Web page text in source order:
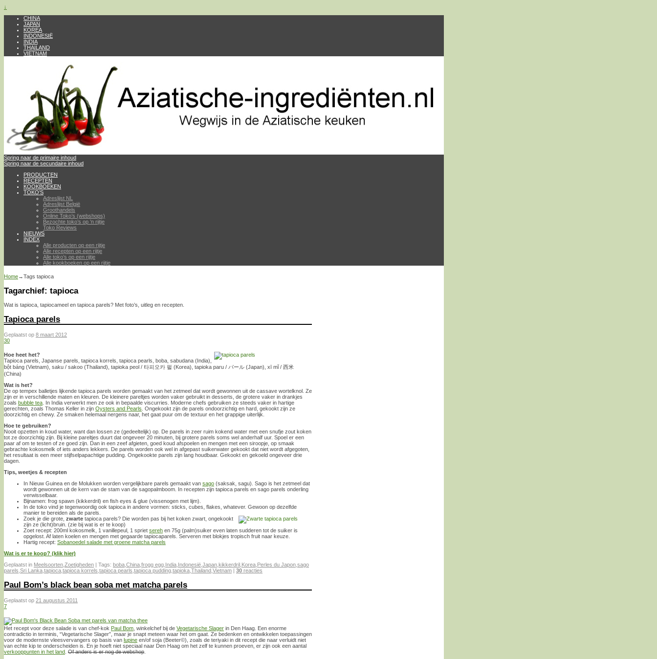
↓
CHINA
JAPAN
KOREA
INDONESIË
INDIA
THAILAND
VIETNAM
Spring naar de primaire inhoud
Spring naar de secundaire inhoud
PRODUCTEN
RECEPTEN
KOOKBOEKEN
TOKO’S
Adreslijst NL
Adreslijst België
Groothandels
Online Toko’s (webshops)
Bezochte toko’s op ’n rijtje
Toko Reviews
NIEUWS
INDEX
Alle producten op een rijtje
Alle recepten op een rijtje
Alle toko’s op een rijtje
Alle kookboeken op een rijtje
Home→Tags tapioca
Tagarchief: tapioca
Wat is tapioca, tapiocameel en tapioca parels? Met foto’s, uitleg en recepten.
Tapioca parels
Geplaatst op 8 maart 2012
30
Hoe heet het?
Tapioca parels, Japanse parels, tapioca korrels, tapioca pearls, boba, sabudana (India),
bột báng (Vietnam), saku / sakoo (Thailand), tapioka peol / 타피오카 펄 (Korea), tapioka paru / パール (Japan), xī mǐ / 西米
(China)
Wat is het?
De op tempex balletjes lijkende tapioca parels worden gemaakt van het zetmeel dat wordt gewonnen uit de cassave wortelknol. Ze
zijn er in verschillende maten en kleuren. De kleinere pareltjes worden vaker gebruikt in desserts, de grotere vaker in drankjes
zoals bubble tea . In India verwerkt men ze ook in bepaalde viscurries. Moderne chefs gebruiken ze steeds vaker in hartige
gerechten, zoals Thomas Keller in zijn Oysters and Pearls . Ongekookt zijn de parels ondoorzichtig en hard, gekookt zijn ze
doorzichtig en chewy. Ze smaken helemaal nergens naar, het gaat puur om de textuur en het grappige uiterlijk.
Hoe te gebruiken?
Nooit opzetten in koud water, want dan lossen ze (gedeeltelijk) op. De parels in zeer ruim kokend water met een snufje zout koken
tot ze doorzichtig zijn. Bij kleine pareltjes duurt dat ongeveer 20 minuten, bij grotere parels soms wel anderhalf uur. Spoel er een
paar af om te testen of ze goed zijn. Dan in een zeef afgieten, goed koud afspoelen en mengen met een siroopje, op smaak
gebrachte kokosmelk of iets anders lekkers. De parels worden ook wel in afgepast suikerwater gekookt dat niet wordt afgegoten,
het resultaat is een meer stijfselpapachtige pudding. Ongekookte parels zijn lang houdbaar. Gekookt en gekoeld ongeveer drie
dagen.
Tips, weetjes & recepten
In Nieuw Guinea en de Molukken worden vergelijkbare parels gemaakt van sago (saksak, sagu). Sago is het zetmeel dat
wordt gewonnen uit de kern van de stam van de sagopalmboom. In recepten zijn tapioca parels en sago parels onderling
verwisselbaar.
Bijnamen: frog spawn (kikkerdril) en fish eyes & glue (vissenogen met lijm).
In de toko vind je tegenwoordig ook tapioca in andere vormen: sticks, cubes, flakes, whatever. Gewoon op dezelfde
manier te bereiden als de parels.
Zoek je die grote, zwarte tapioca parels? Die worden pas bij het koken zwart, ongekookt
zijn ze (licht)bruin. (zie bij wat is er te koop)
Zoet recept: 200ml kokosmelk, 1 vanillepeul, 1 spriet sereh en 75g (palm)suiker even laten sudderen tot de suiker is
opgelost. Af laten koelen en mengen met gegaarde tapiocaparels. Serveren met blokjes tropisch fruit naar keuze.
Hartig recept: Sobanoedel salade met groene matcha parels
Wat is er te koop? (klik hier)
Geplaatst in Meelsoorten Zoetigheden Tags: boba China frogg egg India Indonesië Japan kikkerdril Korea Perles du Japon sago
parels Sri Lanka tapioca tapioca korrels tapioca pearls tapioca pudding tapioka Thailand Vietnam 30 reacties
Paul Bom’s black bean soba met matcha parels
Geplaatst op 21 augustus 2011
7
Het recept voor deze salade is van chef-kok Paul Bom , winkelchef bij de Vegetarische Slager in Den Haag. Een enorme
contradictio in terminis, “Vegetarische Slager”, maar je snapt meteen waar het om gaat. Ze bedenken en ontwikkelen toepassingen
voor de modernste vleesvervangers op basis van lupine en/of soja (Beeter©), zoals de teriyaki in dit recept die naar verluidt niet
van echte kip te onderscheiden is. En je hoeft niet speciaal naar Den Haag om het zelf te kunnen proeven, er zijn ook een aantal
verkooppunten in het land Of anders is er nog de webshop